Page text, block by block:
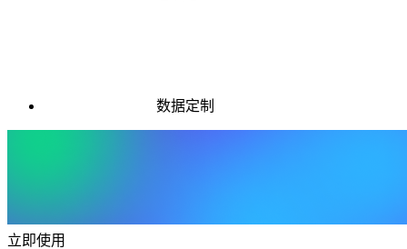
数据定制
立即使用